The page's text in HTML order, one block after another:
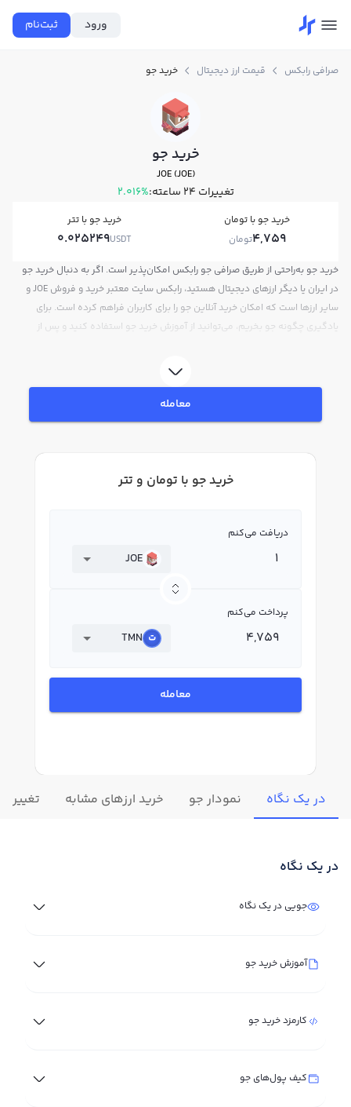
ورود ثبت‌نام
صرافی رابکس قیمت ارز دیجیتال خرید جو
خرید جو
JOE (JOE)
تغییرات ۲۴ ساعته: 2.016%
خرید جو با تومان
4,759تومان
خرید جو با تتر
0.025249USDT
خرید جو به‌راحتی از طریق صرافی جو رابکس امکان‌پذیر است. اگر به دنبال خرید جو
در ایران یا دیگر ارزهای دیجیتال هستید، رابکس سایت معتبر خرید و فروش JOE و
سایر ارزها است که امکان خرید آنلاین جو را برای کاربران فراهم کرده است. برای
یادگیری چگونه جو بخریم، می‌توانید از آموزش خرید جو استفاده کنید و پس از
لحظه‌ای، نمودار و امکانات فروش جو نیز در دسترس شما قرار دارد تا بتوانید
تصمیمات بهتری در معاملات خود بگیرید.
معامله
خرید جو با تومان و تتر
دریافت می‌کنم
JOE
پرداخت می‌کنم
TMN
معامله
در یک نگاه نمودار جو خرید ارزهای مشابه
در یک نگاه
جویی در یک نگاه
آموزش خرید جو
کارمزد خرید جو
کیف پول‌های جو